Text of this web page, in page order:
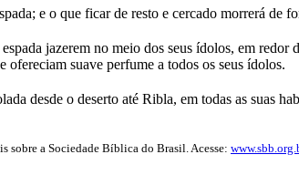
e o que ficar de resto e cercado morrerá de
jazerem no meio dos seus ídolos, em
suave perfume a todos os seus ídolos.
desde o deserto até Ribla, em todas as suas
sobre a Sociedade Bíblica do Brasil. Acesse: